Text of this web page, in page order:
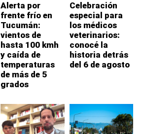
Alerta por
frente frío en
Tucumán:
vientos de
hasta 100 kmh
y caída de
temperaturas
de más de 5
grados
Celebración
especial para
los médicos
veterinarios:
conocé la
historia detrás
del 6 de agosto